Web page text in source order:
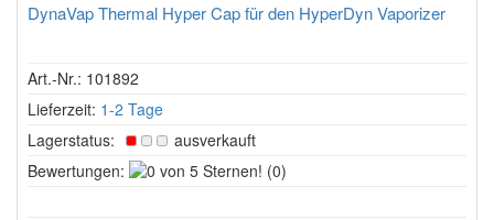
DynaVap Thermal Hyper Cap für den HyperDyn Vaporizer
Art.-Nr.: 101892
Lieferzeit: 1-2 Tage
Lagerstatus:
ausverkauft
Bewertungen:
0(0)